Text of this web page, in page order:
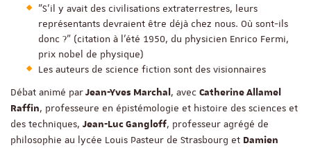
"S'il y avait des civilisations extraterrestres, leurs
représentants devraient être déjà chez nous. Où sont-ils
donc ?" (citation à l’été 1950, du physicien Enrico Fermi,
prix nobel de physique)
Les auteurs de science fiction sont des visionnaires
Débat animé parJean-Yves Marchal, avec Catherine Allamel
Raffin, professeure en épistémologie et histoire des sciences et
des techniques, Jean-Luc Gangloff, professeur agrégé de
philosophie au lycée Louis Pasteur de Strasbourg et Damien